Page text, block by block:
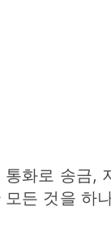
화로 송금,
든 것을 하